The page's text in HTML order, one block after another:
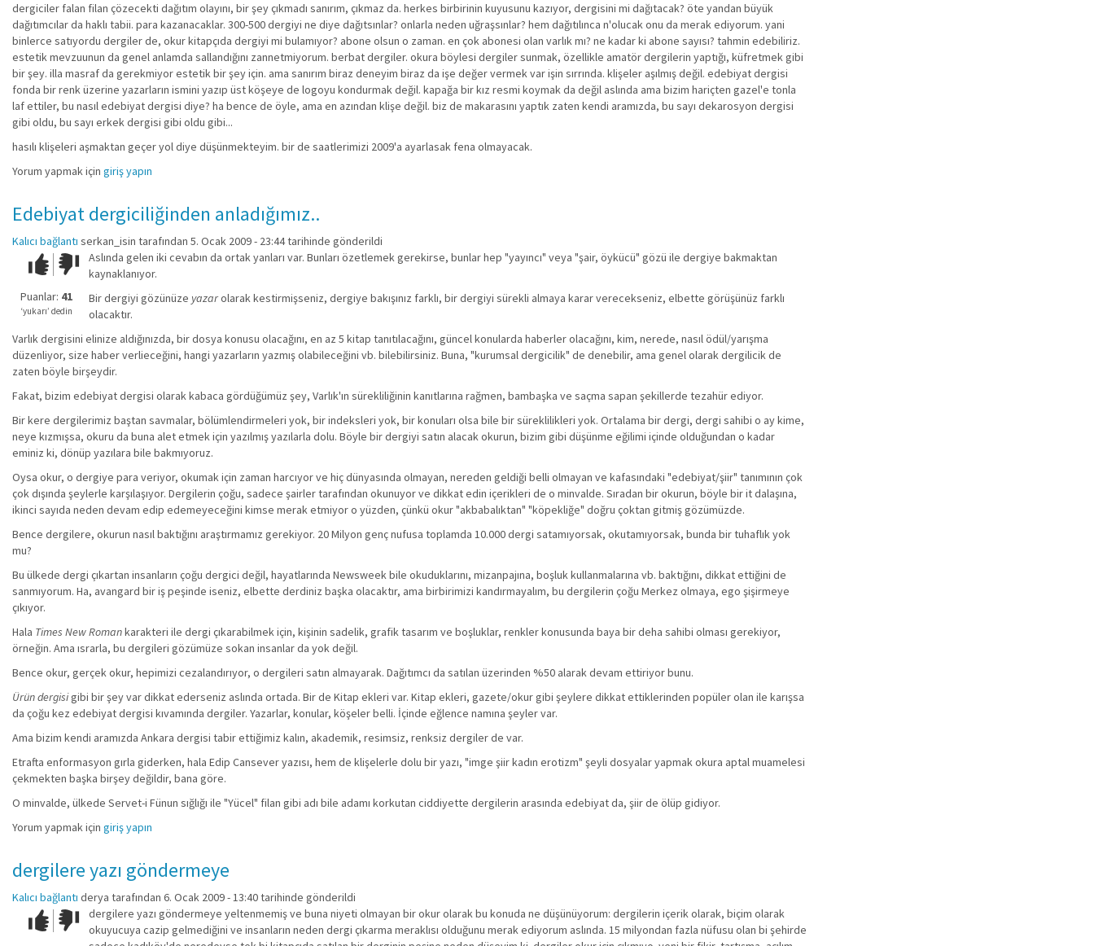
dergiciler falan filan çözecekti dağıtım olayını, bir şey çıkmadı sanırım, çıkmaz da. herkes birbirinin kuyusunu kazıyor, dergisini mi dağıtacak? öte yandan büyük
dağıtımcılar da haklı tabii. para kazanacaklar. 300-500 dergiyi ne diye dağıtsınlar? onlarla neden uğraşsınlar? hem dağıtılınca n'olucak onu da merak ediyorum. yani
binlerce satıyordu dergiler de, okur kitapçıda dergiyi mi bulamıyor? abone olsun o zaman. en çok abonesi olan varlık mı? ne kadar ki abone sayısı? tahmin edebiliriz.
estetik mevzuunun da genel anlamda sallandığını zannetmiyorum. berbat dergiler. okura böylesi dergiler sunmak, özellikle amatör dergilerin yaptığı, küfretmek gibi
bir şey. illa masraf da gerekmiyor estetik bir şey için. ama sanırım biraz deneyim biraz da işe değer vermek var işin sırrında. klişeler aşılmış değil. edebiyat dergisi
fonda bir renk üzerine yazarların ismini yazıp üst köşeye de logoyu kondurmak değil. kapağa bir kız resmi koymak da değil aslında ama bizim hariçten gazel'e tonla
laf ettiler, bu nasıl edebiyat dergisi diye? ha bence de öyle, ama en azından klişe değil. biz de makarasını yaptık zaten kendi aramızda, bu sayı dekarosyon dergisi
gibi oldu, bu sayı erkek dergisi gibi oldu gibi...
hasılı klişeleri aşmaktan geçer yol diye düşünmekteyim. bir de saatlerimizi 2009'a ayarlasak fena olmayacak.
Yorum yapmak için giriş yapın
Edebiyat dergiciliğinden anladığımız..
Kalıcı bağlantı serkan_isin tarafından 5. Ocak 2009 - 23:44 tarihinde gönderildi
Çok iyi!O
kadar
iyi
değil!
Puanlar: 41
‘yukarı’ dedin
Aslında gelen iki cevabın da ortak yanları var. Bunları özetlemek gerekirse, bunlar hep "yayıncı" veya "şair, öykücü" gözü ile dergiye bakmaktan
kaynaklanıyor.
Bir dergiyi gözünüze yazarolarak kestirmişseniz, dergiye bakışınız farklı, bir dergiyi sürekli almaya karar verecekseniz, elbette görüşünüz farklı
olacaktır.
Varlık dergisini elinize aldığınızda, bir dosya konusu olacağını, en az 5 kitap tanıtılacağını, güncel konularda haberler olacağını, kim, nerede, nasıl ödül/yarışma
düzenliyor, size haber verlieceğini, hangi yazarların yazmış olabileceğini vb. bilebilirsiniz. Buna, "kurumsal dergicilik" de denebilir, ama genel olarak dergilicik de
zaten böyle birşeydir.
Fakat, bizim edebiyat dergisi olarak kabaca gördüğümüz şey, Varlık'ın sürekliliğinin kanıtlarına rağmen, bambaşka ve saçma sapan şekillerde tezahür ediyor.
Bir kere dergilerimiz baştan savmalar, bölümlendirmeleri yok, bir indeksleri yok, bir konuları olsa bile bir süreklilikleri yok. Ortalama bir dergi, dergi sahibi o ay kime,
neye kızmışsa, okuru da buna alet etmek için yazılmış yazılarla dolu. Böyle bir dergiyi satın alacak okurun, bizim gibi düşünme eğilimi içinde olduğundan o kadar
eminiz ki, dönüp yazılara bile bakmıyoruz.
Oysa okur, o dergiye para veriyor, okumak için zaman harcıyor ve hiç dünyasında olmayan, nereden geldiği belli olmayan ve kafasındaki "edebiyat/şiir" tanımının çok
çok dışında şeylerle karşılaşıyor. Dergilerin çoğu, sadece şairler tarafından okunuyor ve dikkat edin içerikleri de o minvalde. Sıradan bir okurun, böyle bir it dalaşına,
ikinci sayıda neden devam edip edemeyeceğini kimse merak etmiyor o yüzden, çünkü okur "akbabalıktan" "köpekliğe" doğru çoktan gitmiş gözümüzde.
Bence dergilere, okurun nasıl baktığını araştırmamız gerekiyor. 20 Milyon genç nufusa toplamda 10.000 dergi satamıyorsak, okutamıyorsak, bunda bir tuhaflık yok
mu?
Bu ülkede dergi çıkartan insanların çoğu dergici değil, hayatlarında Newsweek bile okuduklarını, mizanpajına, boşluk kullanmalarına vb. baktığını, dikkat ettiğini de
sanmıyorum. Ha, avangard bir iş peşinde iseniz, elbette derdiniz başka olacaktır, ama birbirimizi kandırmayalım, bu dergilerin çoğu Merkez olmaya, ego şişirmeye
çıkıyor.
Hala Times New Romankarakteri ile dergi çıkarabilmek için, kişinin sadelik, grafik tasarım ve boşluklar, renkler konusunda baya bir deha sahibi olması gerekiyor,
örneğin. Ama ısrarla, bu dergileri gözümüze sokan insanlar da yok değil.
Bence okur, gerçek okur, hepimizi cezalandırıyor, o dergileri satın almayarak. Dağıtımcı da satılan üzerinden %50 alarak devam ettiriyor bunu.
Ürün dergisigibi bir şey var dikkat ederseniz aslında ortada. Bir de Kitap ekleri var. Kitap ekleri, gazete/okur gibi şeylere dikkat ettiklerinden popüler olan ile karışsa
da çoğu kez edebiyat dergisi kıvamında dergiler. Yazarlar, konular, köşeler belli. İçinde eğlence namına şeyler var.
Ama bizim kendi aramızda Ankara dergisi tabir ettiğimiz kalın, akademik, resimsiz, renksiz dergiler de var.
Etrafta enformasyon gırla giderken, hala Edip Cansever yazısı, hem de klişelerle dolu bir yazı, "imge şiir kadın erotizm" şeyli dosyalar yapmak okura aptal muamelesi
çekmekten başka birşey değildir, bana göre.
O minvalde, ülkede Servet-i Fünun sığlığı ile "Yücel" filan gibi adı bile adamı korkutan ciddiyette dergilerin arasında edebiyat da, şiir de ölüp gidiyor.
Yorum yapmak için giriş yapın
dergilere yazı göndermeye
Kalıcı bağlantı derya tarafından 6. Ocak 2009 - 13:40 tarihinde gönderildi
Çok iyi!O
kadar
dergilere yazı göndermeye yeltenmemiş ve buna niyeti olmayan bir okur olarak bu konuda ne düşünüyorum: dergilerin içerik olarak, biçim olarak
okuyucuya cazip gelmediğini ve insanların neden dergi çıkarma meraklısı olduğunu merak ediyorum aslında. 15 milyondan fazla nüfusu olan bi şehirde